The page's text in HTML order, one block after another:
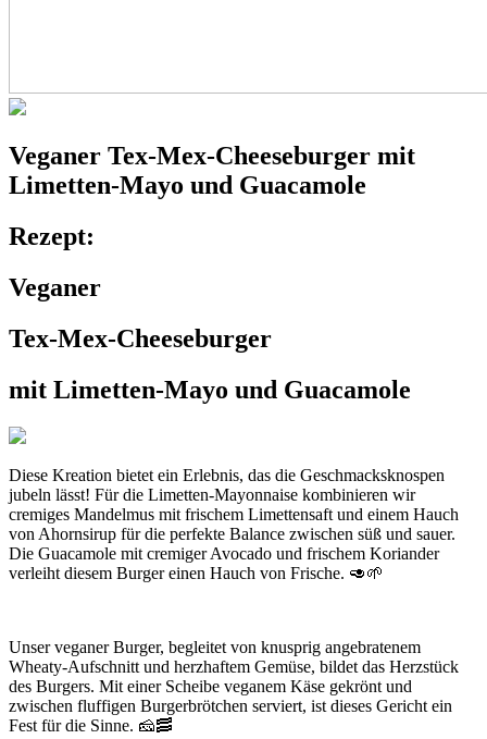
Veganer Tex-Mex-Cheeseburger mit
Limetten-Mayo und Guacamole
Rezept:
Veganer
Tex-Mex-Cheeseburger
mit Limetten-Mayo und Guacamole
Diese Kreation bietet ein Erlebnis, das die Geschmacksknospen
jubeln lässt! Für die Limetten-Mayonnaise kombinieren wir
cremiges Mandelmus mit frischem Limettensaft und einem Hauch
von Ahornsirup für die perfekte Balance zwischen süß und sauer.
Die Guacamole mit cremiger Avocado und frischem Koriander
verleiht diesem Burger einen Hauch von Frische. 🥑🌱
Unser veganer Burger, begleitet von knusprig angebratenem
Wheaty-Aufschnitt und herzhaftem Gemüse, bildet das Herzstück
des Burgers. Mit einer Scheibe veganem Käse gekrönt und
zwischen fluffigen Burgerbrötchen serviert, ist dieses Gericht ein
Fest für die Sinne. 🧀🥓